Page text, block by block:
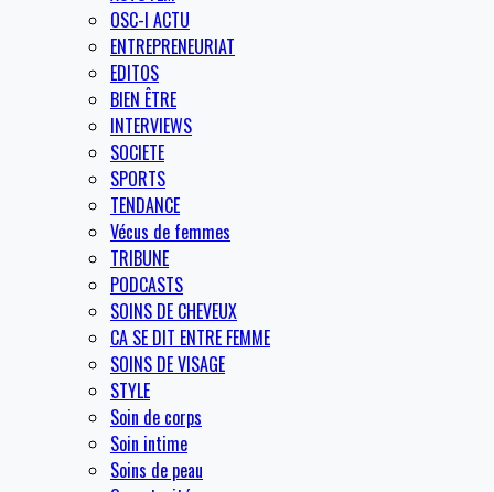
OSC-I ACTU
ENTREPRENEURIAT
EDITOS
BIEN ÊTRE
INTERVIEWS
SOCIETE
SPORTS
TENDANCE
Vécus de femmes
TRIBUNE
PODCASTS
SOINS DE CHEVEUX
CA SE DIT ENTRE FEMME
SOINS DE VISAGE
STYLE
Soin de corps
Soin intime
Soins de peau